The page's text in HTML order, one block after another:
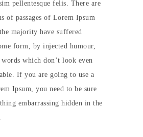
pellentesque felis. There are
of passages of Lorem Ipsum
majority have suffered
form, by injected humour,
which don’t look even
If you are going to use a
Ipsum, you need to be sure
embarrassing hidden in the